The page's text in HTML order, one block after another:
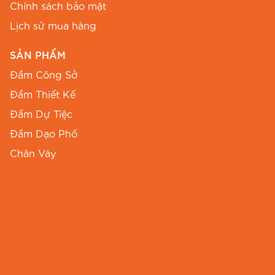
Đa Dạng Kiểu Dáng Váy Đầm
cho quý khách hàng nhiều lựa chọn về kiểu
dáng váy đầm:
Đầm Chữ A Thon Gọn
Đầm chữ A
Chính sách bảo mật
Lịch sử mua hàng
SẢN PHẨM
Đầm Công Sở
Đầm Thiết Kế
Đầm Dự Tiệc
Đầm Dạo Phố
Chân Váy